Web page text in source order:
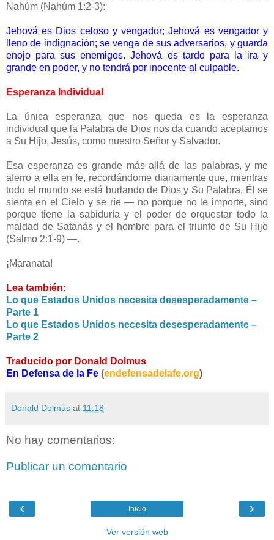
Nahúm (Nahúm 1:2-3):
Jehová es Dios celoso y vengador; Jehová es vengador y
lleno de indignación; se venga de sus adversarios, y guarda
enojo para sus enemigos. Jehová es tardo para la ira y
grande en poder, y no tendrá por inocente al culpable.
Esperanza Individual
La única esperanza que nos queda es la esperanza
individual que la Palabra de Dios nos da cuando aceptamos
a Su Hijo, Jesús, como nuestro Señor y Salvador.
Esa esperanza es grande más allá de las palabras, y me
aferro a ella en fe, recordándome diariamente que, mientras
todo el mundo se está burlando de Dios y Su Palabra, Él se
sienta en el Cielo y se ríe — no porque no le importe, sino
porque tiene la sabiduría y el poder de orquestar todo la
maldad de Satanás y el hombre para el triunfo de Su Hijo
(Salmo 2:1-9) —.
¡Maranata!
Lea también:
Lo que Estados Unidos necesita desesperadamente –
Parte 1
Lo que Estados Unidos necesita desesperadamente –
Parte 2
Traducido por Donald Dolmus
En Defensa de la Fe (endefensadelafe.org)
Donald Dolmus at 11:18
No hay comentarios:
Publicar un comentario
‹ ›
Inicio
Ver versión web